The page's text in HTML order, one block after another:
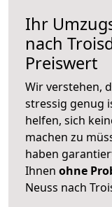
Ihr
nach
Preiswert
Wir verstehen,
stressig genug
helfen, sich
machen zu
haben
Ihnen ohne
Neuss nach